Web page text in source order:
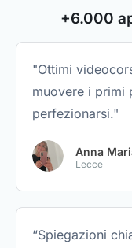
+6.000
"Ottimi
muovere i primi
perfezionarsi."
Anna
Lecce
“Spiegazioni